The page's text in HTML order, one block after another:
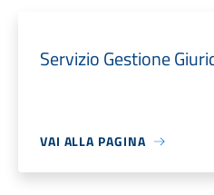
Servizio Gestione
VAI ALLA PAGINA